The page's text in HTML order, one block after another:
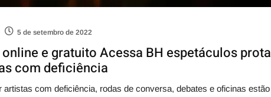
5 de setembro de 2022
e gratuito Acessa BH espetáculos prota
com deficiência
artistas com deficiência, rodas de conversa, debates e oficinas estão